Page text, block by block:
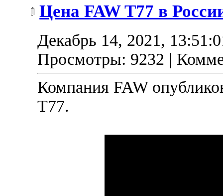
Цена FAW T77 в
Декабрь 14, 2021,
Просмотры: 9232 |
Компания FAW
T77.